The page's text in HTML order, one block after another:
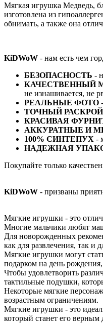
Мягкая игрушка Медведь,
изготовлена из
обнимать, а также она
KiDWoW - нам есть чем
БЕЗОПАСНОСТЬ -
КАЧЕСТВЕННЫЙ
не изнашивается, не
РЕАЛЬНЫЕ ФОТО
ТОЧНЫЙ
КРАСИВАЯ
АККУРАТНЫЕ И
100% СИНТЕПУХ -
НАДЕЖНАЯ
Покупайте только
KiDWoW - призваны
Мягкие игрушки - это
Многие мальчики любят
Для новорожденных
как для развлечения, так
Мягкие игрушки могут
подарком на день
Чтобы удовлетворить
тактильные подушки,
Некоторые мягкие
возрастным ограничениям.
Мягкие игрушки - это
который станет его